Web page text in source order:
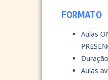
FORMATO
Aulas
Aulas